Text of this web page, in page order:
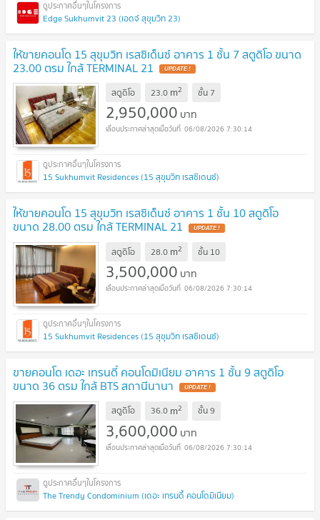
Edge Sukhumvit 23 (เอดจ์ สุขุมวิท 23)
ให้ขายคอนโด 15 สุขุมวิท เรสซิเด็นซ์ อาคาร 1 ชั้น 7 สตูดิโอ ขนาด
23.00 ตรม ใกล้ TERMINAL 21
สตูดิโอ 23.0 m2 ชั้น 7
2,950,000 บาท
06/08/2026 7:30:14
15 Sukhumvit Residences (15 สุขุมวิท เรสซิเดนซ์)
ให้ขายคอนโด 15 สุขุมวิท เรสซิเด็นซ์ อาคาร 1 ชั้น 10 สตูดิโอ
ขนาด 28.00 ตรม ใกล้ TERMINAL 21
สตูดิโอ 28.0 m2 ชั้น 10
3,500,000 บาท
06/08/2026 7:30:14
15 Sukhumvit Residences (15 สุขุมวิท เรสซิเดนซ์)
ขายคอนโด เดอะ เทรนดี้ คอนโดมิเนียม อาคาร 1 ชั้น 9 สตูดิโอ
ขนาด 36 ตรม ใกล้ BTS สถานีนานา
สตูดิโอ 36.0 m2 ชั้น9
3,600,000 บาท
06/08/2026 7:30:14
The Trendy Condominium (เดอะ เทรนดี้ คอนโดมิเนียม)